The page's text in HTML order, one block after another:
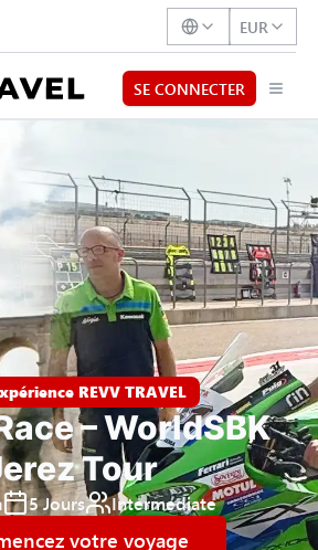
EUR
SE CONNECTER
REVV TRAVEL
– WorldSBK
Tour
5Jours Intermediate
votre voyage